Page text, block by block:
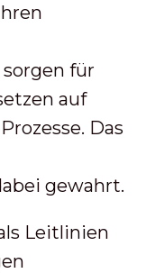
für
auf
Das
gewahrt.
Leitlinien